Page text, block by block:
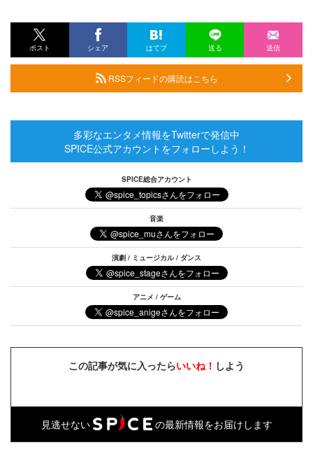
ポスト シェア はてブ 送る 送信
RSSフィードの購読はこちら
多彩なエンタメ情報をTwitterで発信中
SPICE公式アカウントをフォローしよう！
SPICE総合アカウント
音楽
演劇 / ミュージカル / ダンス
アニメ / ゲーム
この記事が気に入ったらいいね！ しよう
見逃せない の最新情報をお届けします